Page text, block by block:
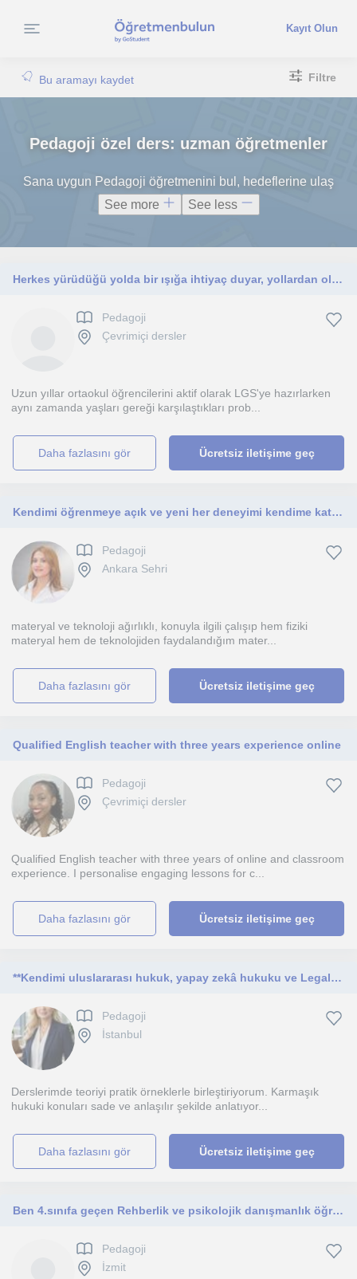
Kayıt Olun
Bu aramayı kaydet Filtre
Pedagoji özel ders: uzman öğretmenler
Sana uygun Pedagoji öğretmenini bul, hedeflerine ulaş
See more
See less
Herkes yürüdüğü yolda bir ışığa ihtiyaç duyar, yollardan oluşan yaşamınızda doğru rehberlik her şeyi kolaylaştırabilir.
Pedagoji
Çevrimiçi dersler
Uzun yıllar ortaokul öğrencilerini aktif olarak LGS'ye hazırlarken
aynı zamanda yaşları gereği karşılaştıkları prob...
daha fazlasını gör Ücretsiz iletişime geç
Kendimi öğrenmeye açık ve yeni her deneyimi kendime katmaya hazır olarak tanımlarım, derslerim okul öncesi düzeyine yönelik
Pedagoji
Ankara Sehri
materyal ve teknoloji ağırlıklı, konuyla ilgili çalışıp hem fiziki
materyal hem de teknolojiden faydalandığım mater...
daha fazlasını gör Ücretsiz iletişime geç
Qualified English teacher with three years experience online
Pedagoji
Çevrimiçi dersler
Qualified English teacher with three years of online and classroom
experience. I personalise engaging lessons for c...
daha fazlasını gör Ücretsiz iletişime geç
**Kendimi uluslararası hukuk, yapay zekâ hukuku ve Legal English alanlarında uzmanlaşmış bir hukuk profesörü olarak tanımlıyorum.
Pedagoji
İstanbul
Derslerimde teoriyi pratik örneklerle birleştiriyorum. Karmaşık
hukuki konuları sade ve anlaşılır şekilde anlatıyor...
daha fazlasını gör Ücretsiz iletişime geç
Ben 4.sınıfa geçen Rehberlik ve psikolojik danışmanlık öğrencisiyim bu alanda bilgiliyim.
Pedagoji
İzmit